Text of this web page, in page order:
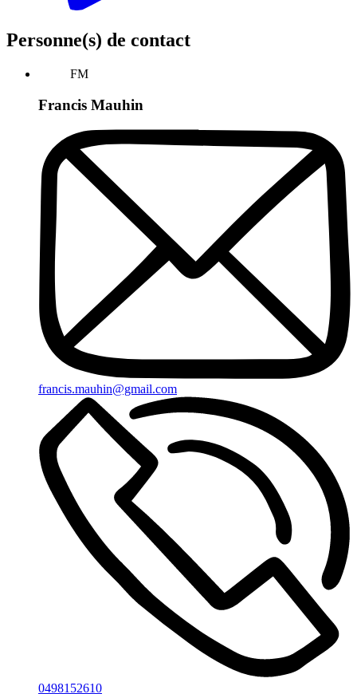
Personne(s) de contact
FM
Francis Mauhin
francis.mauhin@gmail.com
0498152610